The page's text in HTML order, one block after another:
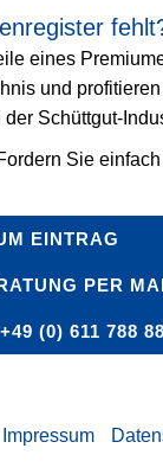
eines
und
Schüttgut-
Sie
EINTRAG
PER
(0) 611 788
Impressum